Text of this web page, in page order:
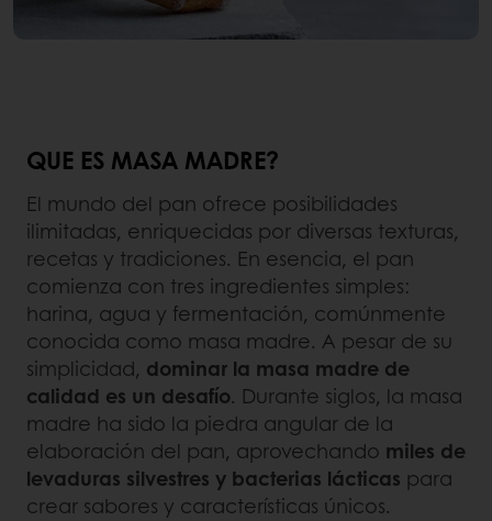
QUE ES MASA MADRE?
El mundo del pan ofrece posibilidades
ilimitadas, enriquecidas por diversas texturas,
recetas y tradiciones. En esencia, el pan
comienza con tres ingredientes simples:
harina, agua y fermentación, comúnmente
conocida como masa madre. A pesar de su
simplicidad, dominar la masa madre de
calidad es un desafío. Durante siglos, la masa
madre ha sido la piedra angular de la
elaboración del pan, aprovechando miles de
levaduras silvestres y bacterias lácticas para
crear sabores y características únicos.